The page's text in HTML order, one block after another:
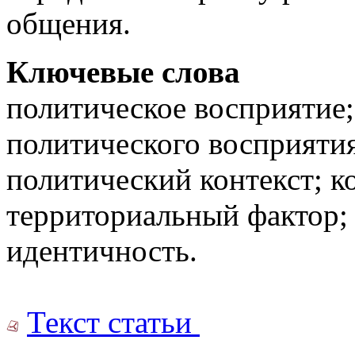
общения.
Ключевые слова
политическое
политического
политический контекст;
территориальный
идентичность.
Текст статьи